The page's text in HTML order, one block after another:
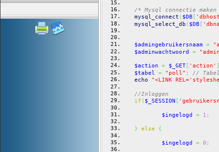
/* Mysql connectie
mysql_connect ( $DB [
mysql_select_db ( $DB [
$admingebruikersnaam =
$adminwachtwoord
=
$action = $_GET [ 'action'
$tabel
= "poll" ;
//
echo
"<LINK
//Inloggen
if ( $_SESSION [
$ingelogd = 1 ;
} else {
$ingelogd = 0 ;